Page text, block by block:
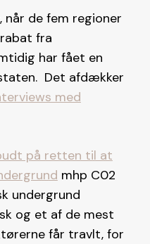
når de fem regioner
fra
har fået en
Det afdækker
med
på retten til at
mhp C02
undergrund
og et af de mest
får travlt, for